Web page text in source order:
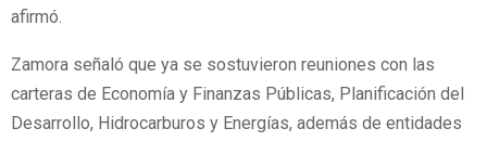
afirmó.
Zamora señaló que ya se sostuvieron reuniones con las
carteras de Economía y Finanzas Públicas, Planificación del
Desarrollo, Hidrocarburos y Energías, además de entidades